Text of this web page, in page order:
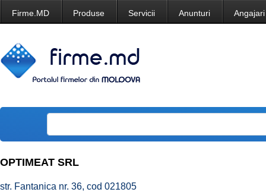
Firme.MD Produse Servicii Anunturi Angajari
OPTIMEAT SRL
str. Fantanica nr. 36, cod 021805